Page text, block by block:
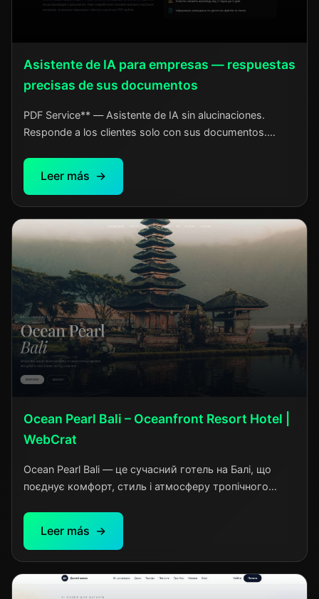
Asistente de IA para empresas — respuestas
precisas de sus documentos
PDF Service** — Asistente de IA sin alucinaciones.
Responde a los clientes solo con sus documentos.
Integración en 5 minutos.
Leer más
Ocean Pearl Bali – Oceanfront Resort Hotel |
WebCrat
Ocean Pearl Bali — це сучасний готель на Балі, що
поєднує комфорт, стиль і атмосферу тропічного
продуманим дизайном, басейн, ресторан із
локальною та міжнародною кухнею та високий
готель підходить як для романтичного відпочинку,
Leer más